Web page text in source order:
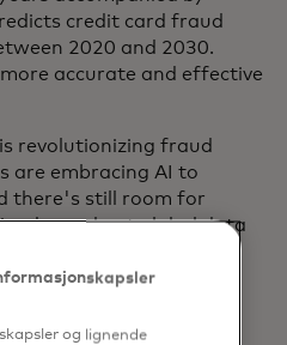
credit card fraud
2020 and 2030.
accurate and effective
revolutionizing fraud
are embracing AI to
there's still room for
on robust global data
fraud
by as much as 7.4%
Merchant risk
analysts to significantly
og lignende